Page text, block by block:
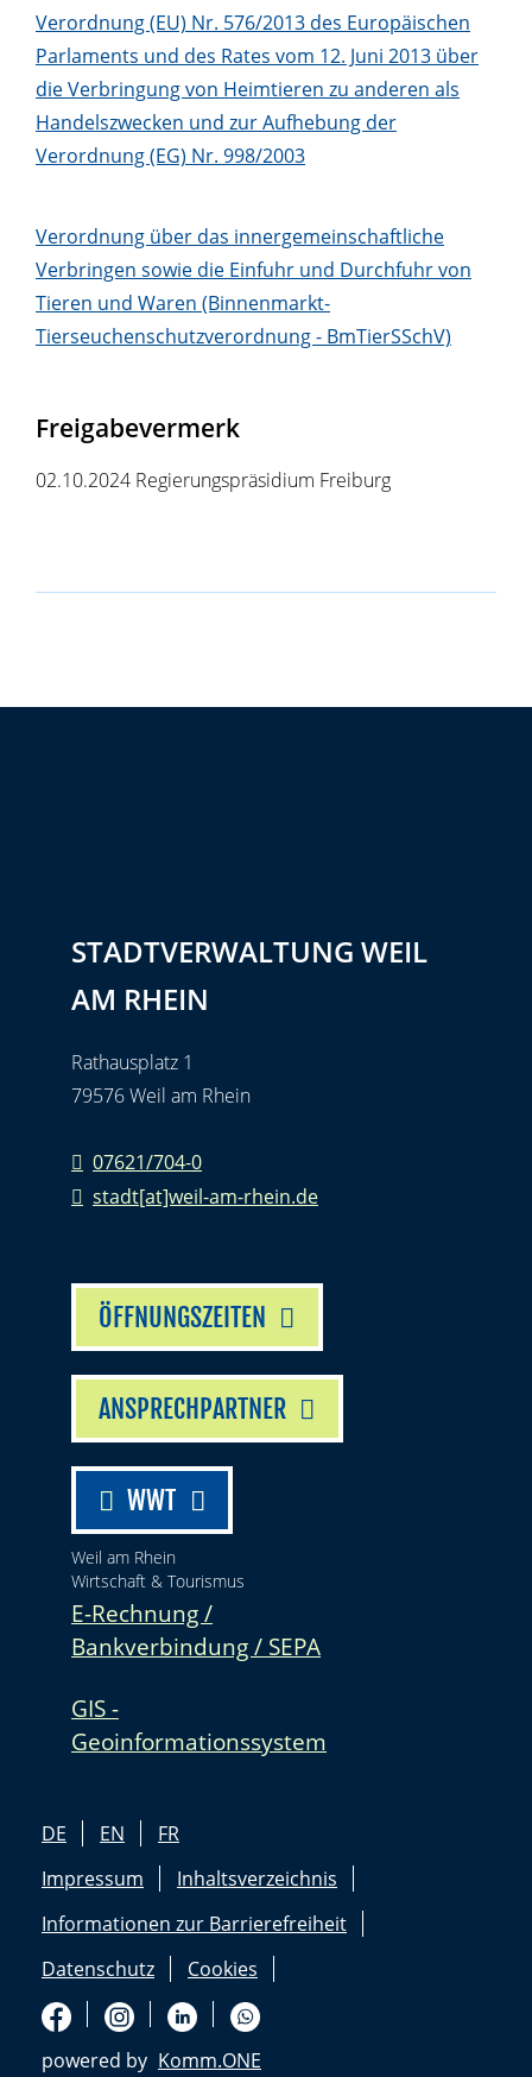
Verordnung (EU) Nr. 576/2013 des Europäischen
Parlaments und des Rates vom 12. Juni 2013 über
die Verbringung von Heimtieren zu anderen als
Handelszwecken und zur Aufhebung der
Verordnung (EG) Nr. 998/2003
Verordnung über das innergemeinschaftliche
Verbringen sowie die Einfuhr und Durchfuhr von
Tieren und Waren (Binnenmarkt-
Tierseuchenschutzverordnung - BmTierSSchV)
Freigabevermerk
02.10.2024 Regierungspräsidium Freiburg
STADTVERWALTUNG WEIL
AM RHEIN
Rathausplatz 1
79576 Weil am Rhein
07621/704-0
stadt[at]weil-am-rhein.de
ÖFFNUNGSZEITEN
ANSPRECHPARTNER
WWT
Weil am Rhein
Wirtschaft & Tourismus
E-Rechnung /
Bankverbindung / SEPA
GIS -
Geoinformationssystem
DE EN
FR
Impressum
Inhaltsverzeichnis
Informationen zur Barrierefreiheit
Datenschutz
Cookies
powered by Komm.ONE